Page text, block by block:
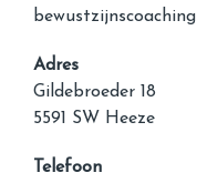
bewustzijnscoaching
Adres
Gildebroeder 18
5591 SW Heeze
Telefoon